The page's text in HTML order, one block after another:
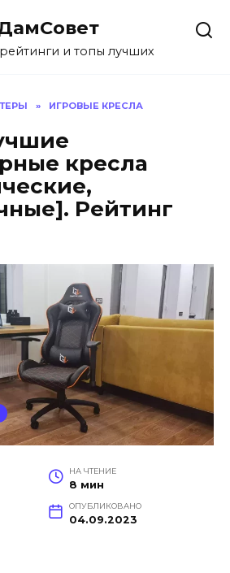
и топы лучших
» ИГРОВЫЕ КРЕСЛА
кресла
Рейтинг
НА ЧТЕНИЕ
8 мин
ОПУБЛИКОВАНО
04.09.2023